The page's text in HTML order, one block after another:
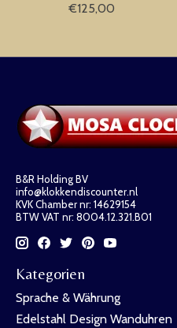
€125,00
B&R Holding BV
info@klokkendiscounter.nl
KVK Chamber nr: 14629154
BTW VAT nr: 8004.12.321.B01
Kategorien
Sprache & Währung
Edelstahl Design Wanduhren